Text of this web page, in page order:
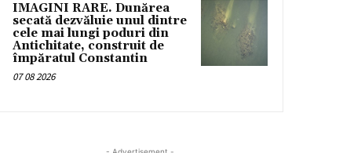
IMAGINI RARE. Dunărea
secată dezvăluie unul dintre
cele mai lungi poduri din
Antichitate, construit de
împăratul Constantin
07 08 2026